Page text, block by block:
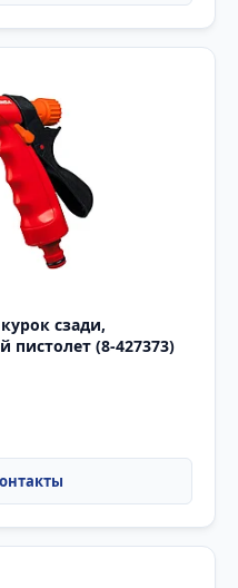
сзади,
(8-427373)